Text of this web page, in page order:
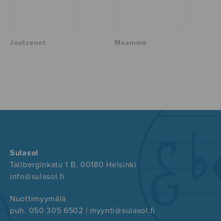
Joutsenet Maamme
Sulasol
Tallberginkatu 1 B, 00180 Helsinki
info@sulasol.fi
Nuottimyymälä
puh. 050 305 6502 | myynti@sulasol.fi